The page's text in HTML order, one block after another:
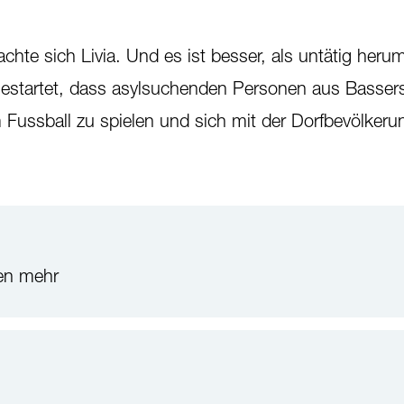
sich Livia. Und es ist besser, als untätig
dass asylsuchenden Personen aus
zu spielen und sich mit der
mehr